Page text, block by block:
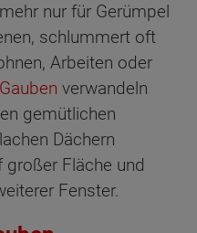
nur für Gerümpel
schlummert oft
Arbeiten oder
verwandeln
gemütlichen
Dächern
großer Fläche und
Fenster.